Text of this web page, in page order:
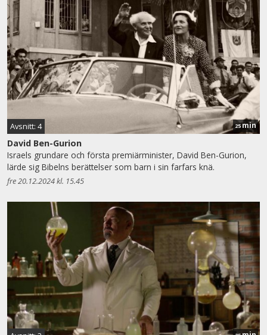
Avsnitt: 4 25min
David Ben-Gurion
Israels grundare och första premiärminister, David Ben-Gurion,
lärde sig Bibelns berättelser som barn i sin farfars knä.
fre 20.12.2024 kl. 15.45